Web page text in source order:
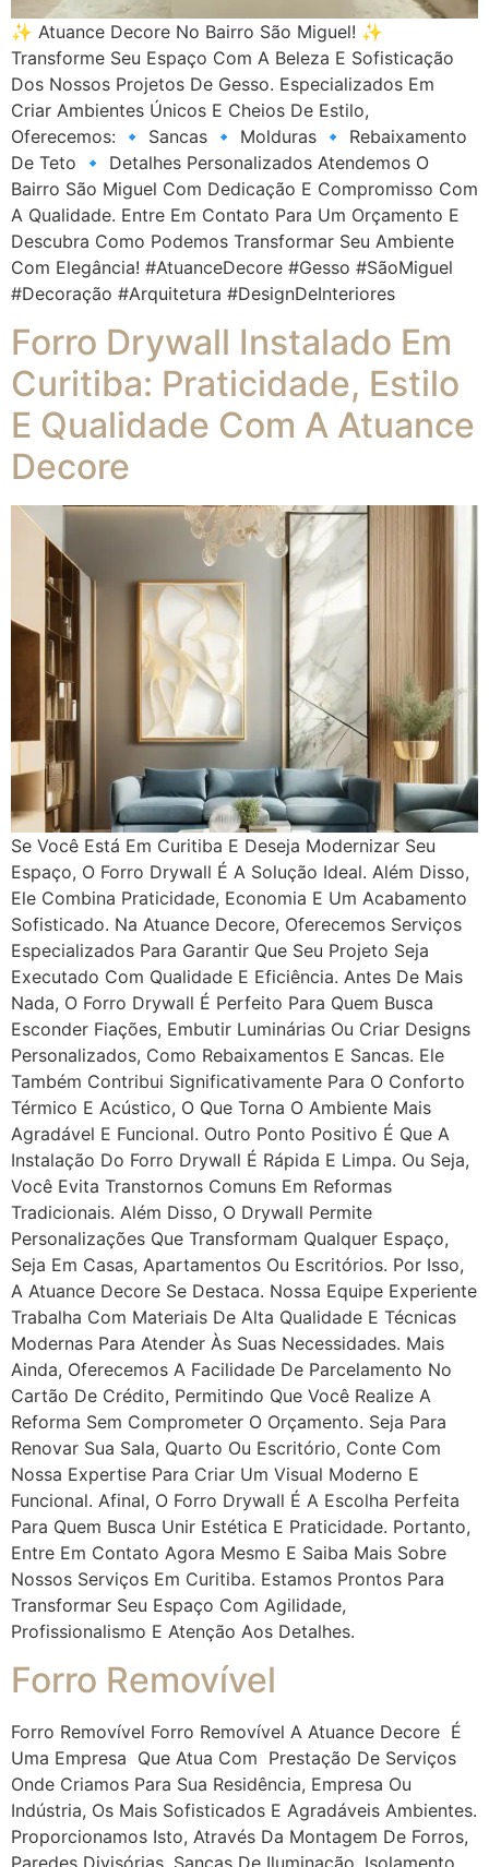
✨ Atuance Decore No Bairro São Miguel! ✨
Transforme Seu Espaço Com A Beleza E Sofisticação
Dos Nossos Projetos De Gesso. Especializados Em
Criar Ambientes Únicos E Cheios De Estilo,
Oferecemos: 🔹 Sancas 🔹 Molduras 🔹 Rebaixamento
De Teto 🔹 Detalhes Personalizados Atendemos O
Bairro São Miguel Com Dedicação E Compromisso Com
A Qualidade. Entre Em Contato Para Um Orçamento E
Descubra Como Podemos Transformar Seu Ambiente
Com Elegância! #AtuanceDecore #Gesso #SãoMiguel
#Decoração #Arquitetura #DesignDeInteriores
Forro Drywall Instalado Em
Curitiba: Praticidade, Estilo
E Qualidade Com A Atuance
Decore
Se Você Está Em Curitiba E Deseja Modernizar Seu
Espaço, O Forro Drywall É A Solução Ideal. Além Disso,
Ele Combina Praticidade, Economia E Um Acabamento
Sofisticado. Na Atuance Decore, Oferecemos Serviços
Especializados Para Garantir Que Seu Projeto Seja
Executado Com Qualidade E Eficiência. Antes De Mais
Nada, O Forro Drywall É Perfeito Para Quem Busca
Esconder Fiações, Embutir Luminárias Ou Criar Designs
Personalizados, Como Rebaixamentos E Sancas. Ele
Também Contribui Significativamente Para O Conforto
Térmico E Acústico, O Que Torna O Ambiente Mais
Agradável E Funcional. Outro Ponto Positivo É Que A
Instalação Do Forro Drywall É Rápida E Limpa. Ou Seja,
Você Evita Transtornos Comuns Em Reformas
Tradicionais. Além Disso, O Drywall Permite
Personalizações Que Transformam Qualquer Espaço,
Seja Em Casas, Apartamentos Ou Escritórios. Por Isso,
A Atuance Decore Se Destaca. Nossa Equipe Experiente
Trabalha Com Materiais De Alta Qualidade E Técnicas
Modernas Para Atender Às Suas Necessidades. Mais
Ainda, Oferecemos A Facilidade De Parcelamento No
Cartão De Crédito, Permitindo Que Você Realize A
Reforma Sem Comprometer O Orçamento. Seja Para
Renovar Sua Sala, Quarto Ou Escritório, Conte Com
Nossa Expertise Para Criar Um Visual Moderno E
Funcional. Afinal, O Forro Drywall É A Escolha Perfeita
Para Quem Busca Unir Estética E Praticidade. Portanto,
Entre Em Contato Agora Mesmo E Saiba Mais Sobre
Nossos Serviços Em Curitiba. Estamos Prontos Para
Transformar Seu Espaço Com Agilidade,
Profissionalismo E Atenção Aos Detalhes.
Forro Removível
Forro Removível Forro Removível A Atuance Decore É
Uma Empresa Que Atua Com Prestação De Serviços
Onde Criamos Para Sua Residência, Empresa Ou
Indústria, Os Mais Sofisticados E Agradáveis Ambientes.
Proporcionamos Isto, Através Da Montagem De Forros,